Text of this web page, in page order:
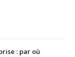
: par où